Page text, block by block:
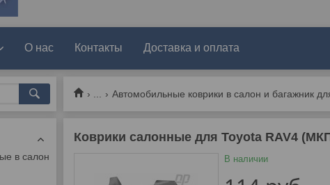
О нас Контакты Доставка и оплата
Автомобильные коврики в салон и багажник
Коврики салонные для Toyota RAV4
В наличии
в салон